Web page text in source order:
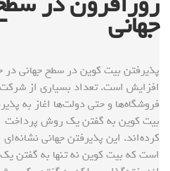
جهانی
پذیرفتن بیت کوین در سطح جهانی در
افزایش است. تعداد بسیاری از
فروشگاه‌ها و حتی دولت‌ها اغاز به
بیت کوین به گفتن یک روش پرداخت
کرده‌اند. این پذیرفتن جهانی نشانه‌ای
است که بیت کوین نه تنها به گفتن یک